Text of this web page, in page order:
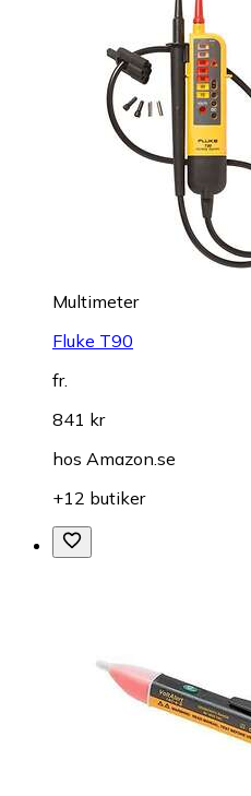
Multimeter
Fluke T90
fr.
841 kr
hos Amazon.se
+12 butiker